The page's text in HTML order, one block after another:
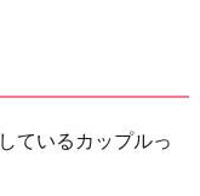
ているカップルっ